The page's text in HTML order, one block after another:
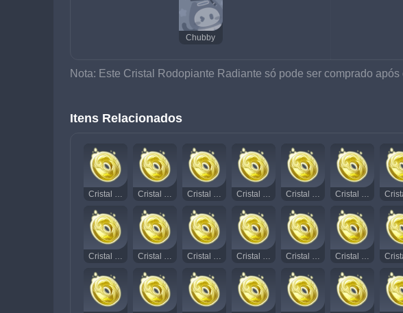
Chubby
Nota: Este Cristal Rodopiante Radiante só pode ser comprado após
Itens Relacionados
Cristal Rodopiante Radiante 1 Cristal Rodopiante Radiante 2 Cristal Rodopiante Radiante 3 Cristal Rodopiante Radiante 4 Cristal Rodopiante Radiante 5 Cristal Rodopiante Radiante 6
Cristal Rodopiante Radiante 16 Cristal Rodopiante Radiante 17 Cristal Rodopiante Radiante 18 Cristal Rodopiante Radiante 19 Cristal Rodopiante Radiante 20 Cristal Rodopiante Radiante 21